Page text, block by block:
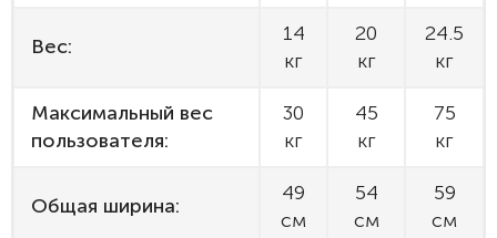
Вес:
14
кг
20
кг
24.5
кг
Максимальный вес
пользователя:
30
кг
45
кг
75
кг
Общая ширина:
49
см
54
см
59
см